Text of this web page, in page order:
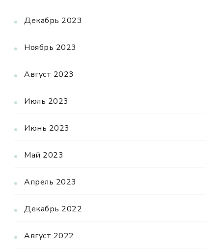
Декабрь 2023
Ноябрь 2023
Август 2023
Июль 2023
Июнь 2023
Май 2023
Апрель 2023
Декабрь 2022
Август 2022